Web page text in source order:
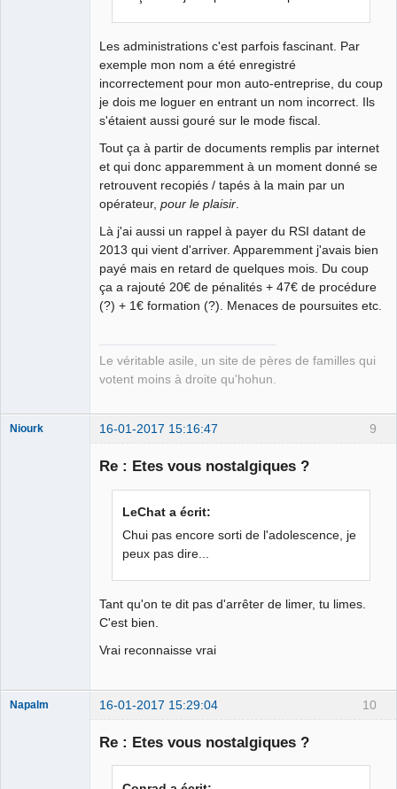
Les administrations c'est parfois fascinant. Par
exemple mon nom a été enregistré
incorrectement pour mon auto-entreprise, du coup
je dois me loguer en entrant un nom incorrect. Ils
s'étaient aussi gouré sur le mode fiscal.
Tout ça à partir de documents remplis par internet
et qui donc apparemment à un moment donné se
retrouvent recopiés / tapés à la main par un
opérateur, pour le plaisir.
Là j'ai aussi un rappel à payer du RSI datant de
2013 qui vient d'arriver. Apparemment j'avais bien
payé mais en retard de quelques mois. Du coup
ça a rajouté 20€ de pénalités + 47€ de procédure
(?) + 1€ formation (?). Menaces de poursuites etc.
Le véritable asile, un site de pères de familles qui
votent moins à droite qu'hohun.
9
Niourk 16-01-2017 15:16:47
Re : Etes vous nostalgiques ?
LeChat a écrit:
Chui pas encore sorti de l'adolescence, je
peux pas dire...
Tant qu'on te dit pas d'arrêter de limer, tu limes.
C'est bien.
Vrai reconnaisse vrai
10
Napalm 16-01-2017 15:29:04
Re : Etes vous nostalgiques ?